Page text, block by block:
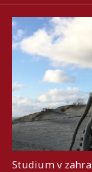
Přejeme
V letních
Případnou
domluvte
Studium v